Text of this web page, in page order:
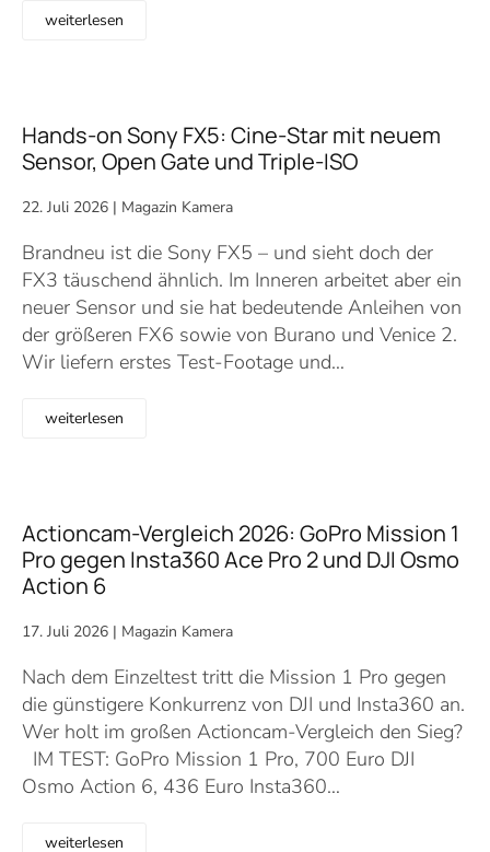
weiterlesen
Hands-on Sony FX5: Cine-Star mit neuem
Sensor, Open Gate und Triple-ISO
22. Juli 2026 | Magazin Kamera
Brandneu ist die Sony FX5 – und sieht doch der
FX3 täuschend ähnlich. Im Inneren arbeitet aber ein
neuer Sensor und sie hat bedeutende Anleihen von
der größeren FX6 sowie von Burano und Venice 2.
Wir liefern erstes Test-Footage und…
weiterlesen
Actioncam-Vergleich 2026: GoPro Mission 1
Pro gegen Insta360 Ace Pro 2 und DJI Osmo
Action 6
17. Juli 2026 | Magazin Kamera
Nach dem Einzeltest tritt die Mission 1 Pro gegen
die günstigere Konkurrenz von DJI und Insta360 an.
Wer holt im großen Actioncam-Vergleich den Sieg?
IM TEST: GoPro Mission 1 Pro, 700 Euro DJI
Osmo Action 6, 436 Euro Insta360…
weiterlesen